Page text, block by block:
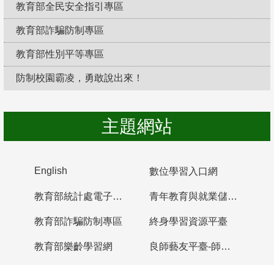
教育部全民安全指引專區
教育部詐騙防制專區
教育部性別平等專區
防制校園霸凌，勇敢說出來！
主題網站
English 數位學習入口網
教育部統計處電子書櫃 青年教育與就業儲蓄帳戶
教育部詐騙防制專區 終身學習資源平臺
教育部樂齡學習網 良師藝友平臺-師資培育整合平臺